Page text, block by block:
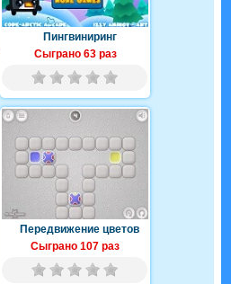
Пингвиниринг
Сыграно 63 раз
Передвижение цветов
Сыграно 107 раз